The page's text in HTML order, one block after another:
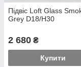
Підвіс Loft Glass
Grey D18/H30
2 680 ₴
Купити